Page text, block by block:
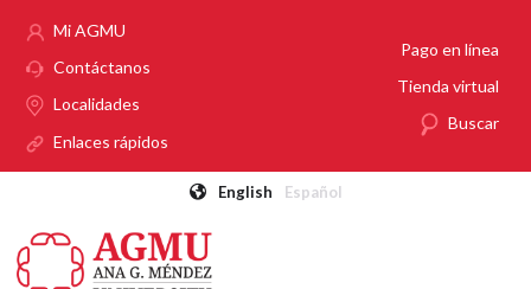
Mi AGMU
Contáctanos
Localidades
Enlaces rápidos
Pago en línea
Tienda virtual
Buscar
English Español